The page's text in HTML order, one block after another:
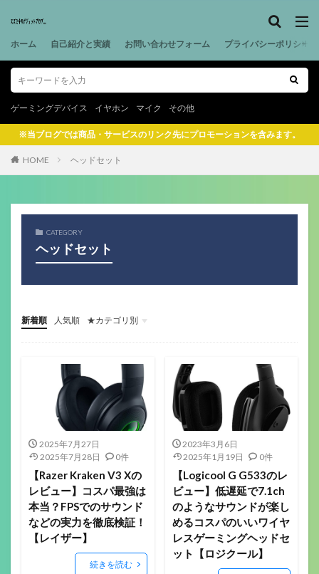
ホーム 自己紹介と実績 お問い合わせフォーム プライバシーポリシー
ゲーミングデバイス イヤホン マイク その他
※当ブログでは商品・サービスのリンク先にプロモーションを含みます。
HOME ヘッドセット
CATEGORY
ヘッドセット
新着順 人気順
★カテゴリ別
ゲーミングデバイス
ガジェット関係
その他(ガジェットや音楽）
音楽機材
マウス
キーボード
ヘッドセット
イヤホン
ゲーミングモニター
ヘッドホン
マイク
配信機材
ゲーミングパッド
ゲーミングチェア
サラウンドアンプ
マウスパッド
Webカメラ
スマートウォッチ
美容
フィットネス
ロボット掃除機
ボードゲーム
2025年7月27日
2025年7月28日
0件
【Razer Kraken V3 Xの
レビュー】コスパ最強は
本当？FPSでのサウンド
などの実力を徹底検証！
【レイザー】
続きを読む
2023年3月6日
2025年1月19日
0件
【Logicool G G533のレ
ビュー】低遅延で7.1ch
のようなサウンドが楽し
めるコスパのいいワイヤ
レスゲーミングヘッドセ
ット【ロジクール】